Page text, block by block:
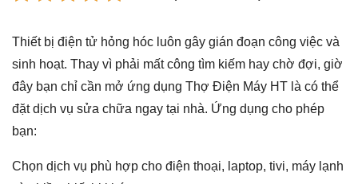
Thiết bị điện tử hỏng hóc luôn gây gián đoạn công việc và
sinh hoạt. Thay vì phải mất công tìm kiếm hay chờ đợi, giờ
đây bạn chỉ cần mở ứng dụng Thợ Điện Máy HT là có thể
đặt dịch vụ sửa chữa ngay tại nhà. Ứng dụng cho phép
bạn:
Chọn dịch vụ phù hợp cho điện thoại, laptop, tivi, máy lạnh